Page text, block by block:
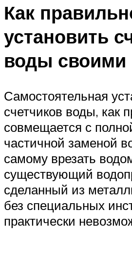
Как
установить
воды своими
Самостоятельная
счетчиков воды, как
совмещается с
частичной заменой
самому врезать
существующий
сделанный из
без специальных
практически